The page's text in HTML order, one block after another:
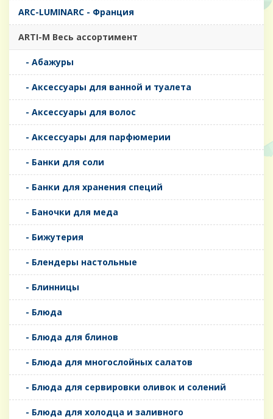
ARC-LUMINARC - Франция
ARTI-M Весь ассортимент
- Абажуры
- Аксессуары для ванной и туалета
- Аксессуары для волос
- Аксессуары для парфюмерии
- Банки для соли
- Банки для хранения специй
- Баночки для меда
- Бижутерия
- Блендеры настольные
- Блинницы
- Блюда
- Блюда для блинов
- Блюда для многослойных салатов
- Блюда для сервировки оливок и солений
- Блюда для холодца и заливного